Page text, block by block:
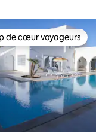
de cœur voyageurs les
de cœur voyageurs